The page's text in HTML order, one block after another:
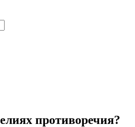
противоречия?